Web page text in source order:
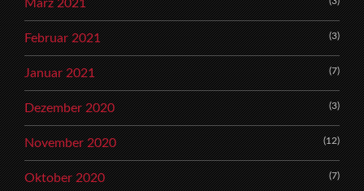
März 2021
Februar 2021 (3)
Januar 2021 (7)
Dezember 2020 (3)
November 2020 (12)
Oktober 2020 (7)